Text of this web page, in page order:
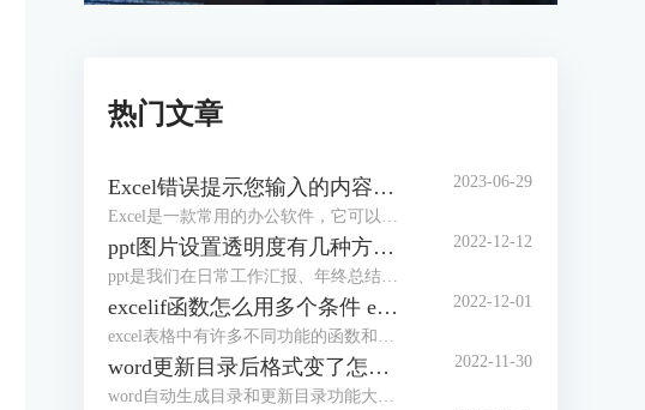
热门文章
Excel错误提示您输入的内容不符合限制条件 Excel怎么解除限制输入内容
Excel是一款常用的办公软件，它可以帮助我们进行数据的录入、分析和处理。但是，有时候我们在使用Excel的时候，会遇到一些错误提示，比如“您输入的内容不符合限制条件”。这种情况下，我们应该怎么办呢？本文将为你介绍Excel错误提示您输入的内容不符合限制条件的原因和解决方法，以及Excel怎么解除限制输入内容的操作步骤。
2023-06-29
ppt图片设置透明度有几种方法 ppt图片设置透明度怎么弄
ppt是我们在日常工作汇报、年终总结时常用到的办公软件。为了使ppt看起来更加完美，我们有时会将ppt中的图片进行透明度设置，但有部分朋友不知道该如何进行操作，今天这篇文章就主要给大家介绍ppt图片设置透明度有几种方法，ppt图片设置透明度怎么弄的相关操作步骤，有需要的朋友可以详细参考本文详细内容。
2022-12-12
excelif函数怎么用多个条件 excelif函数大于等于并且小于怎么输入
excel表格中有许多不同功能的函数和公式，如求和、求积、求均数、筛选数据等等。今天，我们就来讲讲如何使用excel中的if函数，以及使用if函数过程中需要注意的一些操作技巧和方式，主要内容包括“excelif函数怎么用多个条件，excelif函数大于等于并且小于怎么输入”这两个问题。
2022-12-01
word更新目录后格式变了怎么办 word更新目录为什么有的没有显示
word自动生成目录和更新目录功能大家在写论文的时候应该都体会到了它的好用之处，但是有的小伙伴反应word更新目录后格式会变化，还有的时候更新了目录却没有显示，遇到这种情况该怎么办呢？
2022-11-30